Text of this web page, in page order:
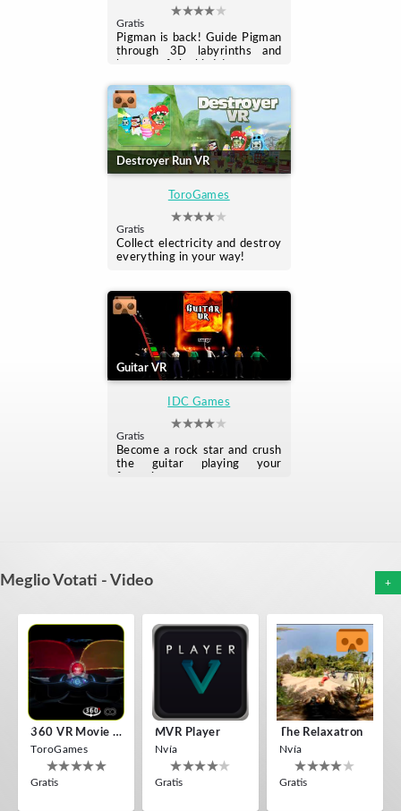
Gratis
Pigman is back! Guide Pigman
through 3D labyrinths and
Destroyer Run VR
ToroGames
Gratis
Collect electricity and destroy
everything in your way!
Guitar VR
IDC Games
Gratis
Become a rock star and crush
the guitar playing your
+
Meglio Votati - Video
360 VR Movie Experience
ToroGames
Gratis
MVR Player
Nvía
Gratis
The Relaxatron
Nvía
Gratis